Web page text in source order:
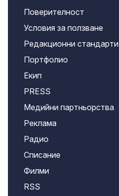
Поверителност
Условия за ползване
Редакционни стандарти
Портфолио
Екип
PRESS
Медийни партньорства
Реклама
Радио
Списание
Филми
RSS